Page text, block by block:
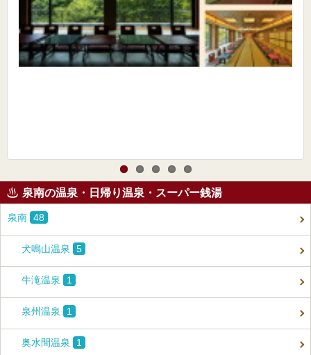
泉南の温泉・日帰り温泉・スーパー銭湯
泉南 48
犬鳴山温泉 5
牛滝温泉 1
泉州温泉 1
奥水間温泉 1